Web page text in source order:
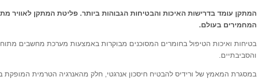
המתקן עומד בדרישות האיכות והבטיחות הגבוהות ביותר. פליטת המתקן לאוויר
המחמירים בעולם.
בטיחות ואיכות הטיפול בחומרים המסוכנים מבוקרות באמצעות מערכת מחשבים
והסביבתיים.
במסגרת המאמץ של ורידיס להבטיח חיסכון אנרגטי, חלק מהאנרגיה הטרמית